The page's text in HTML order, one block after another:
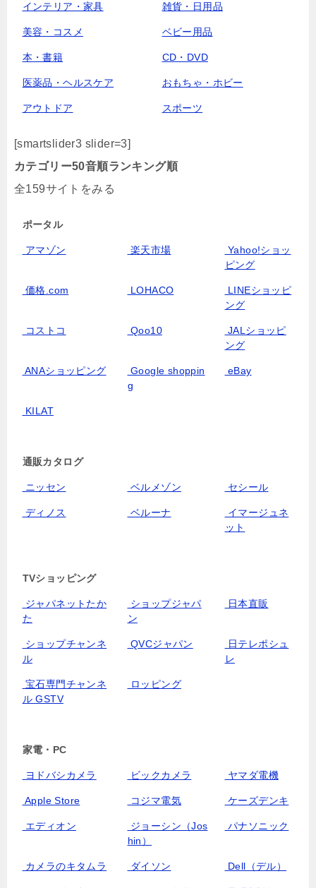
インテリア・家具 雑貨・日用品
美容・コスメ ベビー用品
本・書籍 CD・DVD
医薬品・ヘルスケア おもちゃ・ホビー
アウトドア スポーツ
[smartslider3 slider=3]
カテゴリー50音順ランキング順
全159サイトをみる
ポータル
アマゾン 楽天市場
Yahoo!ショッ
ピング
価格.com LOHACO
LINEショッピ
ング
コストコ Qoo10
JALショッピ
ング
ANAショッピング
Google shoppin
g
eBay
KILAT
通販カタログ
ニッセン ベルメゾン セシール
ディノス ベルーナ
イマージュネ
ット
TVショッピング
ジャパネットたか
た
ショップジャパ
ン
日本直販
ショップチャンネ
ル
QVCジャパン
日テレポシュ
レ
宝石専門チャンネ
ル GSTV
ロッピング
家電・PC
ヨドバシカメラ ビックカメラ ヤマダ電機
Apple Store コジマ電気 ケーズデンキ
エディオン
ジョーシン（Jos
hin）
パナソニック
カメラのキタムラ ダイソン Dell（デル）